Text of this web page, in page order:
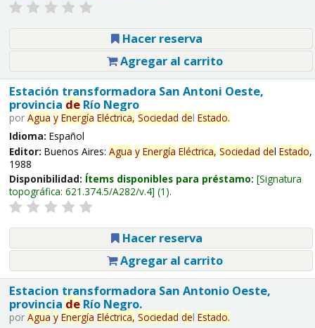
Hacer reserva
Agregar al carrito
Estación transformadora San Antoni Oeste,
provincia deRío Negro
por Agua y Energía Eléctrica, Sociedad del Estado.
Idioma: Español
Editor: Buenos Aires: Agua y Energía Eléctrica, Sociedad del Estado,
1988
Disponibilidad: Ítems disponibles para préstamo: Signatura
topográfica: 621.374.5/A282/v.4 (1).
Hacer reserva
Agregar al carrito
Estacion transformadora San Antonio Oeste,
provincia deRío Negro.
por Agua y Energía Eléctrica, Sociedad del Estado.